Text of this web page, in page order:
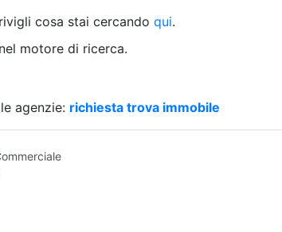
cosa stai cercando qui.
motore di ricerca.
agenzie: richiesta trova immobile